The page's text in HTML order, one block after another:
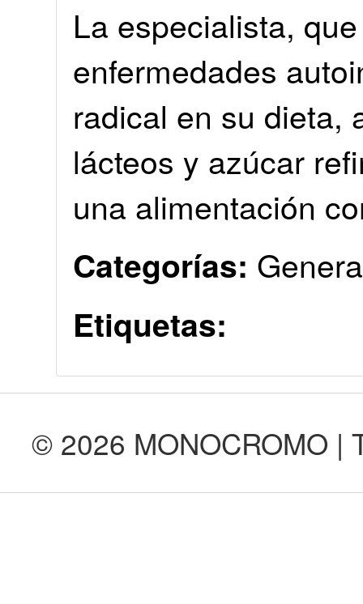
La especialista,
enfermedades
radical en su dieta,
lácteos y azúcar
una alimentación
Categorías:
Etiquetas:
© 2026 MONOCROMO |